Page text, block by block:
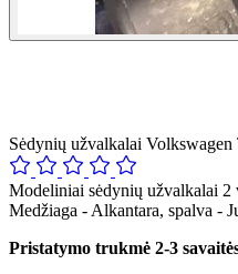
Sėdynių užvalkalai Volkswagen
Modeliniai sėdynių užvalkalai 2
Medžiaga - Alkantara, spalva -
Pristatymo trukmė 2-3